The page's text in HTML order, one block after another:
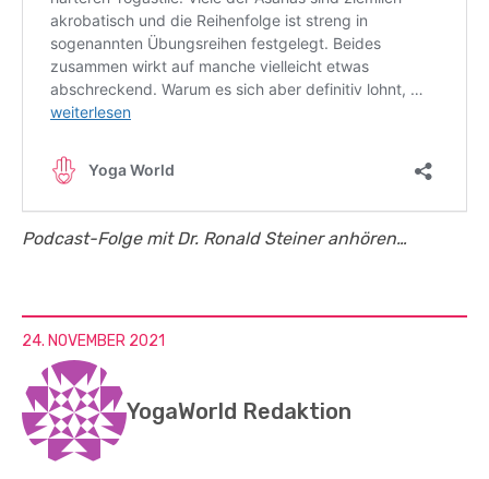
Podcast-Folge mit Dr. Ronald Steiner anhören…
24. NOVEMBER 2021
YogaWorld Redaktion